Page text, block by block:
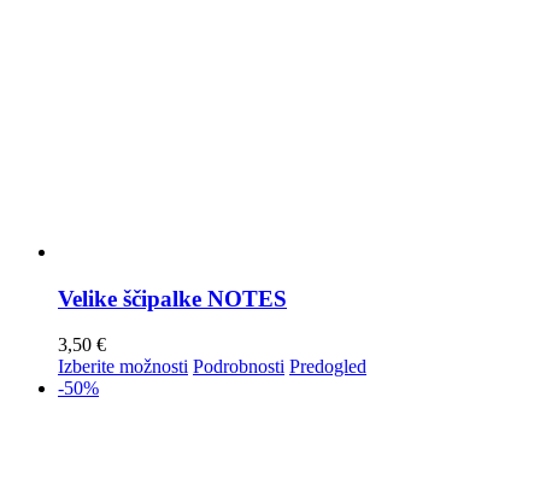
Velike ščipalke NOTES
3,50 €
Izberite možnosti Podrobnosti Predogled
-50%